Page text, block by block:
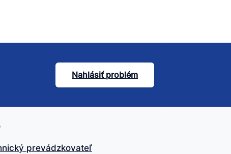
Nahlásiť problém
prevádzkovateľ